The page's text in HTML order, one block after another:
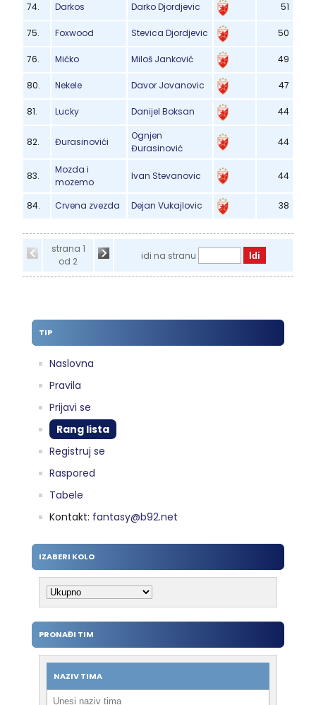
74. Darkos Darko Djordjevic 51
75. Foxwood Stevica Djordjevic 50
76. Mićko Miloš Janković 49
80. Nekele Davor Jovanovic 47
81. Lucky Danijel Boksan 44
82. Đurasinovići
Ognjen
Đurasinović
44
83.
Mozda i
mozemo
Ivan Stevanovic 44
84. Crvena zvezda Dejan Vukajlovic 38
strana 1
od 2
idi na stranu
TIP
Naslovna
Pravila
Prijavi se
Rang lista
Registruj se
Raspored
Tabele
Kontakt: fantasy@b92.net
IZABERI KOLO
PRONAĐI TIM
NAZIV TIMA